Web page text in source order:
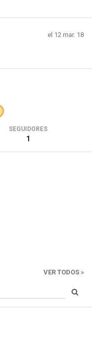
el 12 mar. 18
SEGUIDORES
1
VER TODOS »